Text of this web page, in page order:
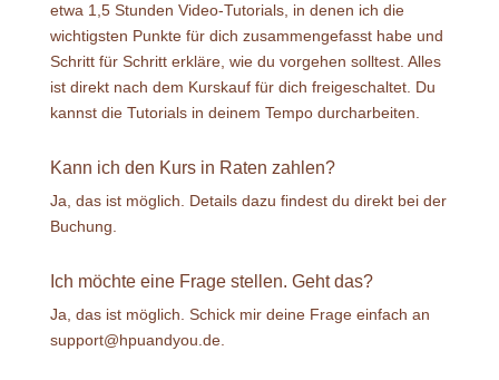
etwa 1,5 Stunden Video-Tutorials, in denen ich die
wichtigsten Punkte für dich zusammengefasst habe und
Schritt für Schritt erkläre, wie du vorgehen solltest. Alles
ist direkt nach dem Kurskauf für dich freigeschaltet. Du
kannst die Tutorials in deinem Tempo durcharbeiten.
Kann ich den Kurs in Raten zahlen?
Ja, das ist möglich. Details dazu findest du direkt bei der
Buchung.
Ich möchte eine Frage stellen. Geht das?
Ja, das ist möglich. Schick mir deine Frage einfach an
support@hpuandyou.de.